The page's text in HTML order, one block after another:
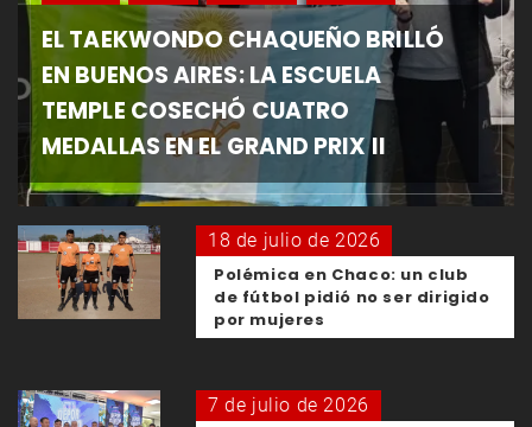
EL TAEKWONDO CHAQUEÑO BRILLÓ
EN BUENOS AIRES: LA ESCUELA
TEMPLE COSECHÓ CUATRO
MEDALLAS EN EL GRAND PRIX II
18 de julio de 2026
Polémica en Chaco: un club
de fútbol pidió no ser dirigido
por mujeres
7 de julio de 2026